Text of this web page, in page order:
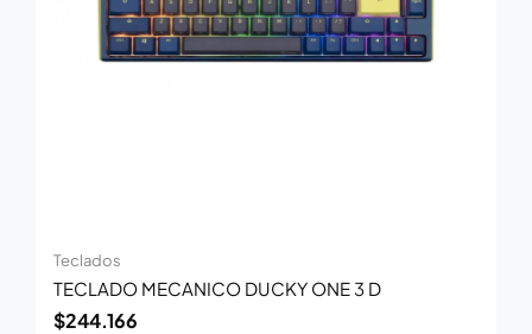
Teclados
TECLADO MECANICO DUCKY ONE 3 D
$244.166